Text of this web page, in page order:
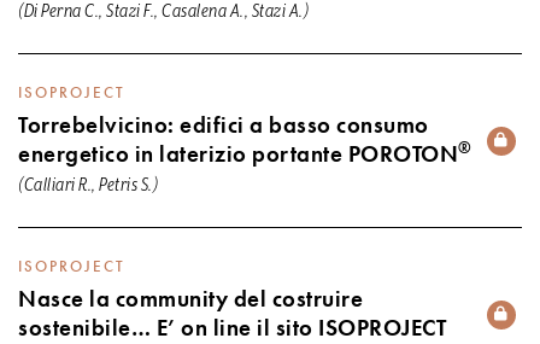
(Di Perna C., Stazi F., Casalena A., Stazi A.)
ISOPROJECT
Torrebelvicino: edifici a basso consumo
energetico in laterizio portante POROTON®
(Calliari R., Petris S.)
ISOPROJECT
Nasce la community del costruire
sostenibile… E’ on line il sito ISOPROJECT